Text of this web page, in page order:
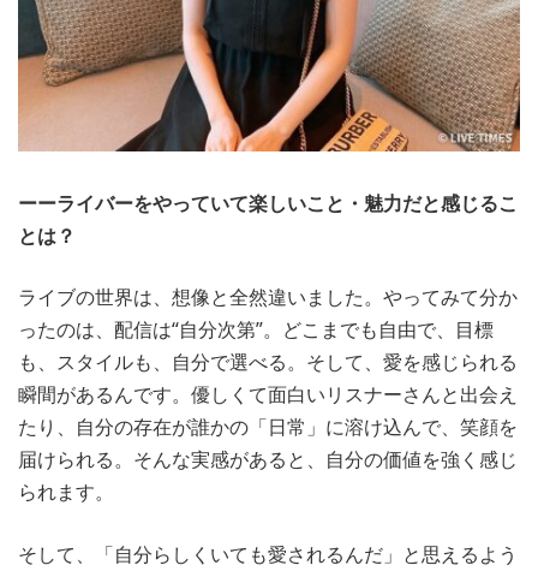
ーーライバーをやっていて楽しいこと・魅力だと感じるこ
とは？
ライブの世界は、想像と全然違いました。やってみて分か
ったのは、配信は“自分次第”。どこまでも自由で、目標
も、スタイルも、自分で選べる。そして、愛を感じられる
瞬間があるんです。優しくて面白いリスナーさんと出会え
たり、自分の存在が誰かの「日常」に溶け込んで、笑顔を
届けられる。そんな実感があると、自分の価値を強く感じ
られます。
そして、「自分らしくいても愛されるんだ」と思えるよう